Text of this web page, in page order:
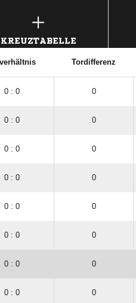
KREUZTABELLE
Tordifferenz
0 : 0 0
0 : 0 0
0 : 0 0
0 : 0 0
0 : 0 0
0 : 0 0
0 : 0 0
0 : 0 0